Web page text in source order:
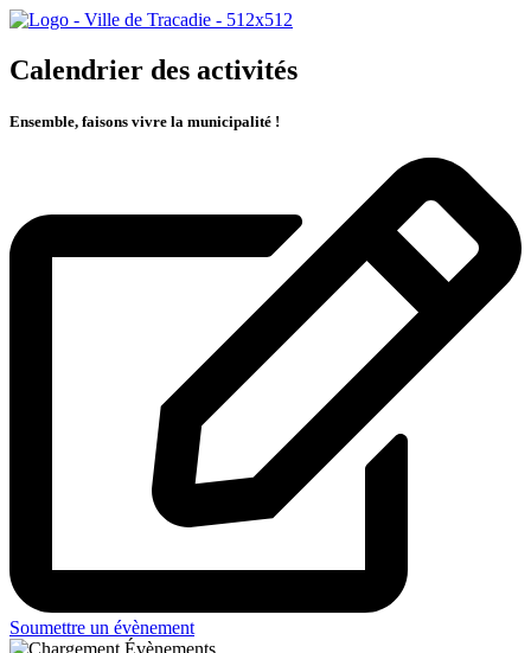
Calendrier des activités
Ensemble, faisons vivre la municipalité !
Soumettre un évènement